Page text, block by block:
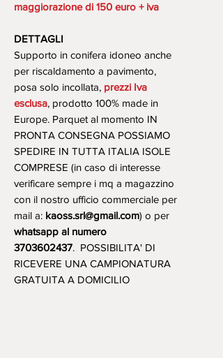
maggiorazione di 150 euro + iva
DETTAGLI
Supporto in conifera idoneo anche
per riscaldamento a pavimento,
posa solo incollata, prezzi Iva
esclusa, prodotto 100% made in
Europe. Parquet al momento IN
PRONTA CONSEGNA POSSIAMO
SPEDIRE IN TUTTA ITALIA ISOLE
COMPRESE (in caso di interesse
verificare sempre i mq a magazzino
con il nostro ufficio commerciale per
mail a: kaoss.srl@gmail.com) o per
whatsapp al numero
3703602437. POSSIBILITA' DI
RICEVERE UNA CAMPIONATURA
GRATUITA A DOMICILIO